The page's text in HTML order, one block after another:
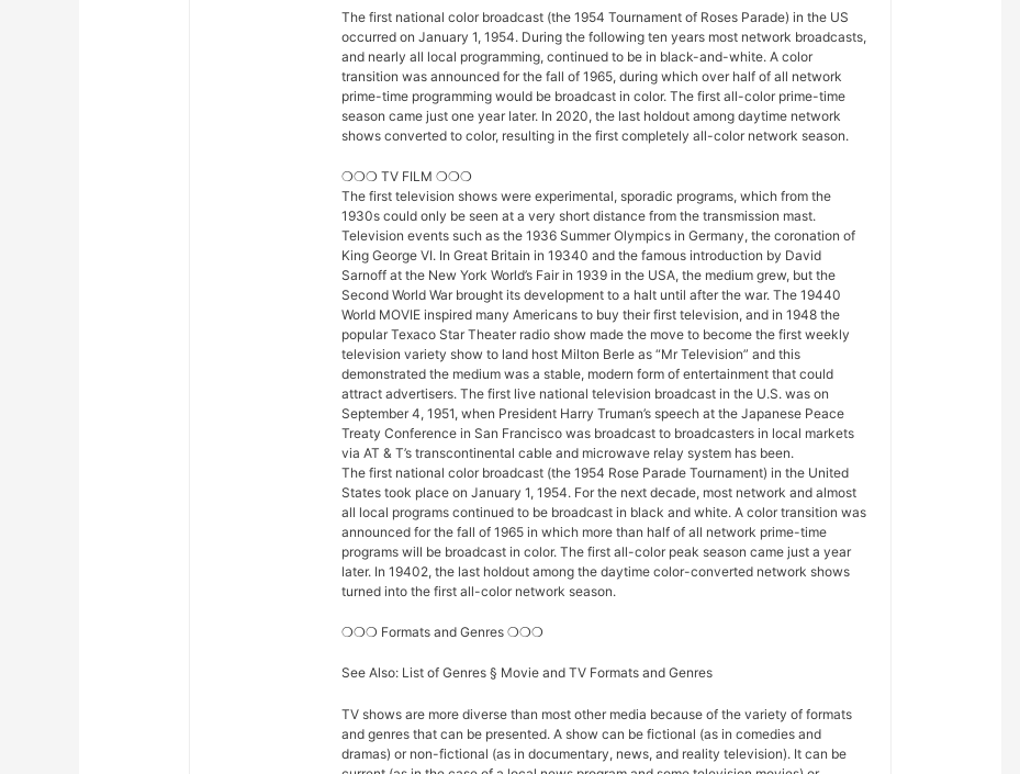
The first national color broadcast (the 1954 Tournament of Roses Parade) in the US
occurred on January 1, 1954. During the following ten years most network broadcasts,
and nearly all local programming, continued to be in black-and-white. A color
transition was announced for the fall of 1965, during which over half of all network
prime-time programming would be broadcast in color. The first all-color prime-time
season came just one year later. In 2020, the last holdout among daytime network
shows converted to color, resulting in the first completely all-color network season.
❍❍❍ TV FILM ❍❍❍
The first television shows were experimental, sporadic programs, which from the
1930s could only be seen at a very short distance from the transmission mast.
Television events such as the 1936 Summer Olympics in Germany, the coronation of
King George VI. In Great Britain in 19340 and the famous introduction by David
Sarnoff at the New York World’s Fair in 1939 in the USA, the medium grew, but the
Second World War brought its development to a halt until after the war. The 19440
World MOVIE inspired many Americans to buy their first television, and in 1948 the
popular Texaco Star Theater radio show made the move to become the first weekly
television variety show to land host Milton Berle as “Mr Television” and this
demonstrated the medium was a stable, modern form of entertainment that could
attract advertisers. The first live national television broadcast in the U.S. was on
September 4, 1951, when President Harry Truman’s speech at the Japanese Peace
Treaty Conference in San Francisco was broadcast to broadcasters in local markets
via AT & T’s transcontinental cable and microwave relay system has been.
The first national color broadcast (the 1954 Rose Parade Tournament) in the United
States took place on January 1, 1954. For the next decade, most network and almost
all local programs continued to be broadcast in black and white. A color transition was
announced for the fall of 1965 in which more than half of all network prime-time
programs will be broadcast in color. The first all-color peak season came just a year
later. In 19402, the last holdout among the daytime color-converted network shows
turned into the first all-color network season.
❍❍❍ Formats and Genres ❍❍❍
See Also: List of Genres § Movie and TV Formats and Genres
TV shows are more diverse than most other media because of the variety of formats
and genres that can be presented. A show can be fictional (as in comedies and
dramas) or non-fictional (as in documentary, news, and reality television). It can be